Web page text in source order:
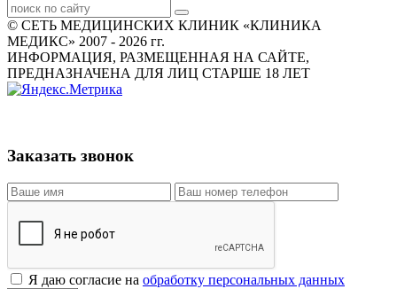
© СЕТЬ МЕДИЦИНСКИХ КЛИНИК «КЛИНИКА
МЕДИКС» 2007 - 2026 гг.
ИНФОРМАЦИЯ, РАЗМЕЩЕННАЯ НА САЙТЕ,
ПРЕДНАЗНАЧЕНА ДЛЯ ЛИЦ СТАРШЕ 18 ЛЕТ
Заказать звонок
Я даю согласие на обработку персональных данных